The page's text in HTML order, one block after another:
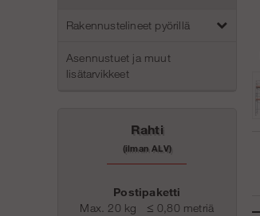
Rakennustelineet pyörillä
Asennustuet ja muut
lisätarvikkeet
Rahti
(ilman ALV)
Postipaketti
Max. 20 kg
≤ 0,80 metriä